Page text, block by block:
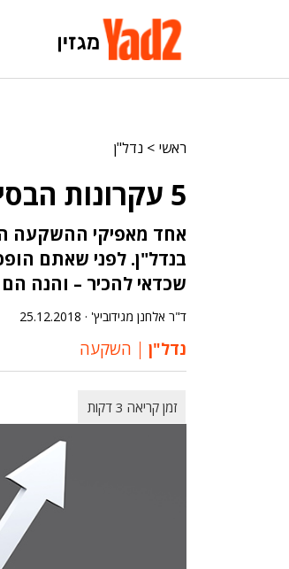
ראשי > נדל"ן
5 עקרונות הבסיס שיהפכו אתכם למשקיעי נדל"ן
אחד מאפיקי ההשקעה
בנדל"ן. לפני שאתם
שכדאי להכיר – והנה הם
ד"ר אלחנן מגידוביץ' · 25.12.2018
נדל"ן השקעה